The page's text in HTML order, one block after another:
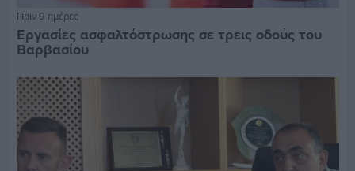
Πριν 9 ημέρες
Εργασίες ασφαλτόστρωσης σε τρεις οδούς του
Βαρβασίου